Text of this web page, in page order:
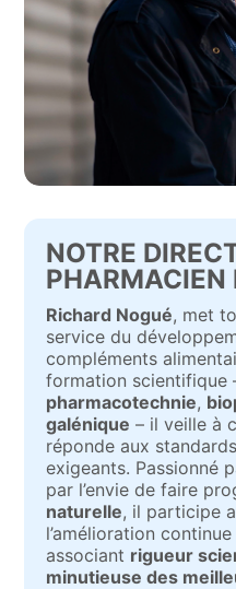
NOTRE
PHARMACIEN
Richard Nogué, met
service du
compléments
formation scientifique
pharmacotechnie,
galénique – il veille à
réponde aux
exigeants. Passionné
par l’envie de faire
naturelle, il participe
l’amélioration
associant rigueur
minutieuse des